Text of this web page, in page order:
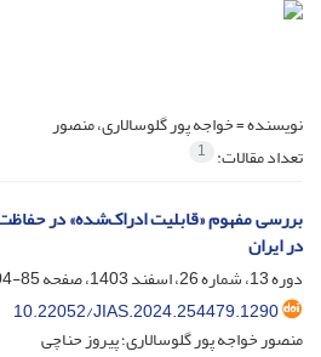
نویسنده =خواجه پور گلوسالاری، منصور
تعداد مقالات: 1
بررسی مفهوم «قابلیت ادراک‌شده» در
در ایران
دوره 13، شماره 26، اسفند 1403، صفحه
85-104
10.22052/JIAS.2024.254479.1290
منصور خواجه پور گلوسالاری؛ پیروز حناچی